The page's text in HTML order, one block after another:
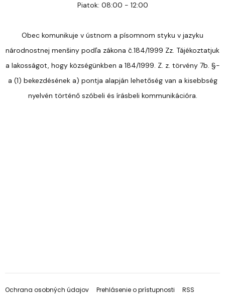
Piatok: 08:00 - 12:00
Obec komunikuje v ústnom a písomnom styku v jazyku
národnostnej menšiny podľa zákona č.184/1999 Zz. Tájékoztatjuk
a lakosságot, hogy községünkben a 184/1999. Z. z. törvény 7b. §-
a (1) bekezdésének a) pontja alapján lehetőség van a kisebbség
nyelvén történő szóbeli és írásbeli kommunikációra.
Ochrana osobných údajov Prehlásenie o prístupnosti RSS